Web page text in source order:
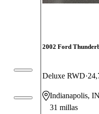
2002 Ford
Deluxe RWD
Indianapolis, IN
31 millas